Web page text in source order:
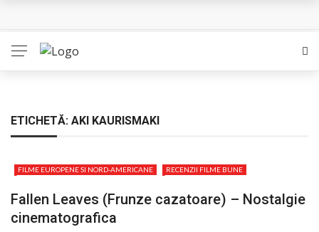
Bolla – O iubire interzisa din Pristina
Indragostitii de Franz K. – Justitiarii literaturii
ETICHETĂ: AKI KAURISMAKI
FILME EUROPENE SI NORD-AMERICANE RECENZII FILME BUNE
Fallen Leaves (Frunze cazatoare) – Nostalgie
cinematografica